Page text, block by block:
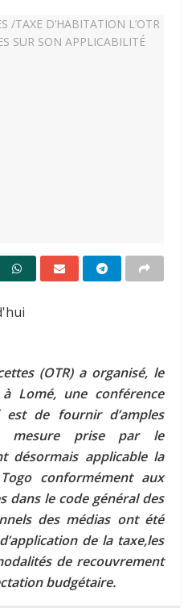
(OTR) a organisé, le
Lomé, une conférence
est de fournir d’amples
mesure prise par le
désormais applicable la
conformément aux
dans le code général des
des médias ont été
de la taxe,les
de recouvrement
budgétaire.